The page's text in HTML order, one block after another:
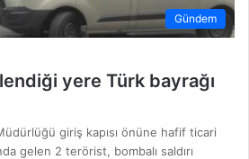
Gündem
yere Türk bayrağı
giriş kapısı önüne hafif ticari
gelen 2 terörist, bombalı saldırı